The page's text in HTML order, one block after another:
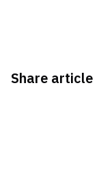
Share article